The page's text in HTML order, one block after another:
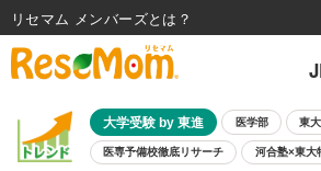
大学受験 by 東進 医学部 東
医専予備校徹底リサーチ 河合塾×東大
リセマム メンバーズ